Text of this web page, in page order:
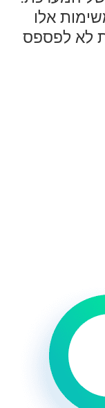
אלו
לא לפספס